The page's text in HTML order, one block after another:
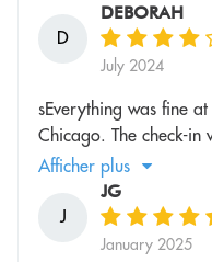
D
DEBORAH
July 2024
sEverything was fine
Chicago. The check-in
Afficher plus
J
JG
January 2025